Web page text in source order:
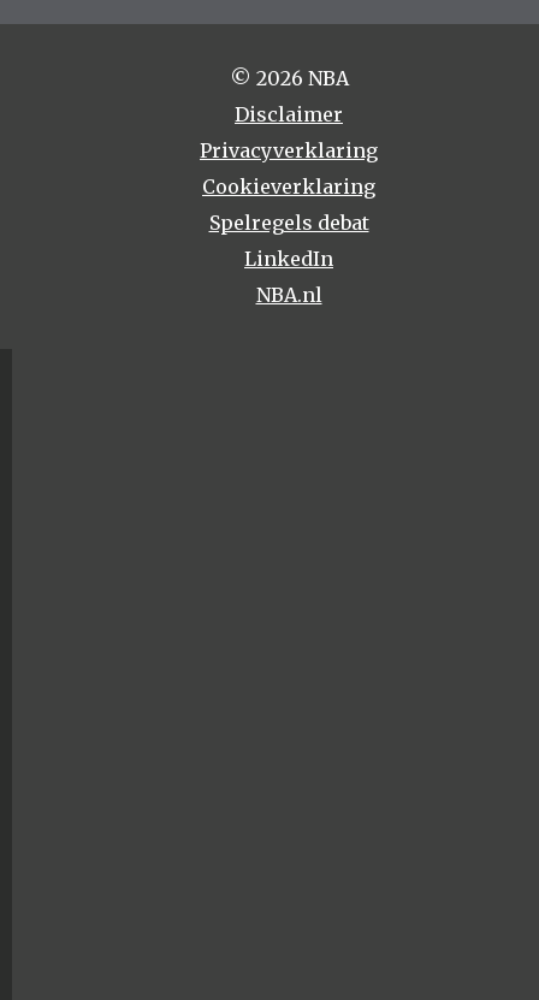
© 2026 NBA
Disclaimer
Privacyverklaring
Cookieverklaring
Spelregels debat
LinkedIn
NBA.nl